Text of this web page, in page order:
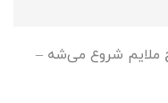
۴–۶ اصلاح ملایم شروع می‌شه –